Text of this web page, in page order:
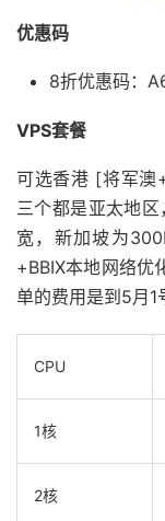
优惠码
8折优惠码：
VPS套餐
可选香港 [将军澳
三个都是亚太地
宽，新加坡为
+BBIX本地网络优
单的费用是到5月1
CPU
1核
2核